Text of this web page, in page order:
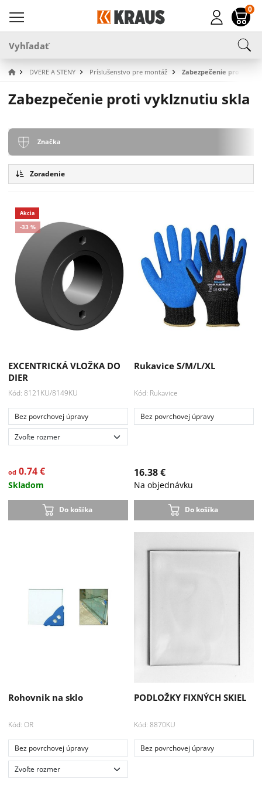
0
DVERE A STENY Príslušenstvo pre montáž Zabezpečenie proti
Zabezpečenie proti vyklznutiu skla
Značka
Zoradenie
EXCENTRICKÁ VLOŽKA DO
DIER
Kód: 8121KU/8149KU
Bez povrchovej úpravy
od0.74 €
Skladom
Do košíka
Rukavice S/M/L/XL
Kód: Rukavice
Bez povrchovej úpravy
16.38 €
Na objednávku
Do košíka
Rohovnik na sklo
Kód: OR
Bez povrchovej úpravy
PODLOŽKY FIXNÝCH SKIEL
Kód: 8870KU
Bez povrchovej úpravy